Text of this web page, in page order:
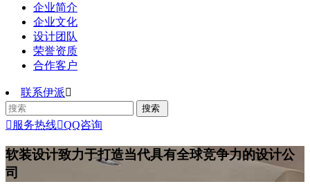
企业简介
企业文化
设计团队
荣誉资质
合作客户
联系伊派
 服务热线QQ咨询
软装设计致力于打造当代具有全球竞争力的设计公
司